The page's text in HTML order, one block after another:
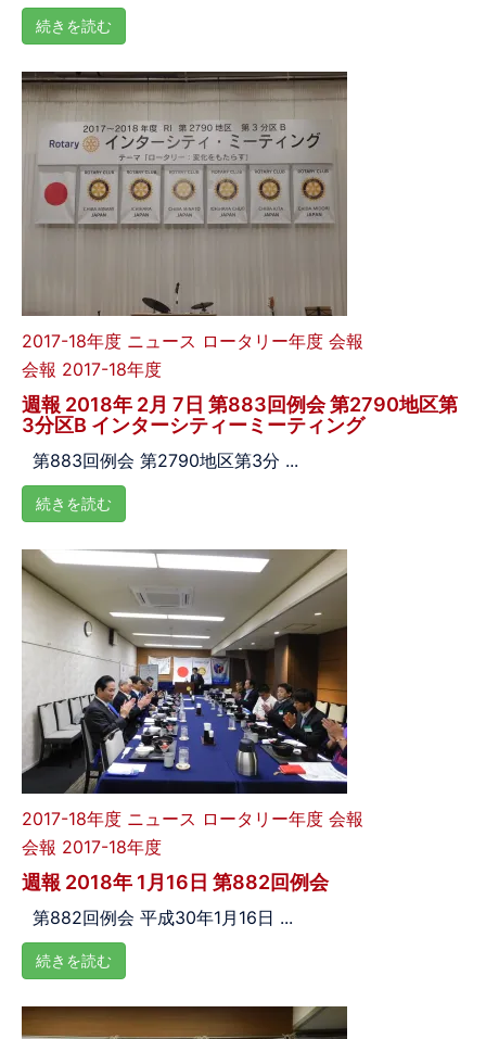
続きを読む
2017-18年度 ニュース ロータリー年度 会報
会報 2017-18年度
週報 2018年 2月 7日 第883回例会 第2790地区第
3分区B インターシティーミーティング
第883回例会 第2790地区第3分 ...
続きを読む
2017-18年度 ニュース ロータリー年度 会報
会報 2017-18年度
週報 2018年 1月16日 第882回例会
第882回例会 平成30年1月16日 ...
続きを読む